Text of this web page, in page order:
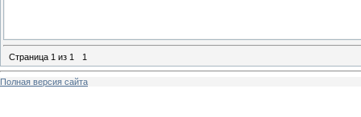
Страница 1 из 1 1
Полная версия сайта